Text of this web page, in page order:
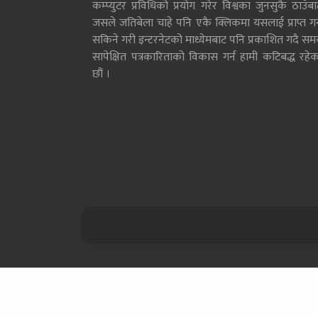
कम्प्युटर प्रविधिको प्रयोग गरेर विश्वका जुनसुकै
जसले जतिबेला चाहे पनि एकै क्लिकमा यसलाई प्राप्त
सकिने गरी इन्टरनेटको माध्येमबाट पनि प्रकाशित गदै
सापेक्षित पत्रकारिताको विकास गर्न हामी कटिबद्ध
छौं ।